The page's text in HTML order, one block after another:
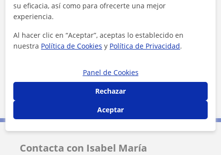
¿Quieres saber más de Isabel María?
Datos verificados
Ver perfil
Contacta con Isabel María
su eficacia, así como para ofrecerte una mejor
experiencia.
Al hacer clic en “Aceptar”, aceptas lo establecido en
nuestra Política de Cookies y Política de Privacidad.
Panel de Cookies
Rechazar
Aceptar